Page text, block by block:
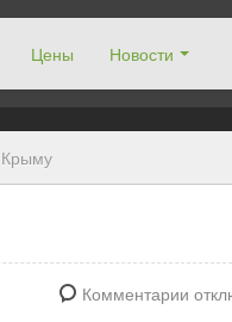
Цены Новости
Крыму
Комментарии